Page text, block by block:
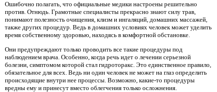
Ошибочно полагать, что официальные медики настроены решительно
против. Отнюдь. Грамотные специалисты прекрасно знают силу трав,
понимают полезность очищения, клизм и ингаляций, домашних массажей,
также других процедур. Ведь в домашних условиях человек может уделить
время собственному здоровью, находясь в комфортной обстановке.
Они предупреждают только проводить все такие процедуры под
наблюдением врача. Особенно, когда речь идет о лечении серьезной
болезни, симптомом которой стал гидроторакс. Это единственное правило,
обязательное для всех. Ведь ни один человек не может на глаз определить
происходящие внутри нее процессы. Возможно, какие-то процедуры
вредны ему и принесут вместо облегчения только осложнения.